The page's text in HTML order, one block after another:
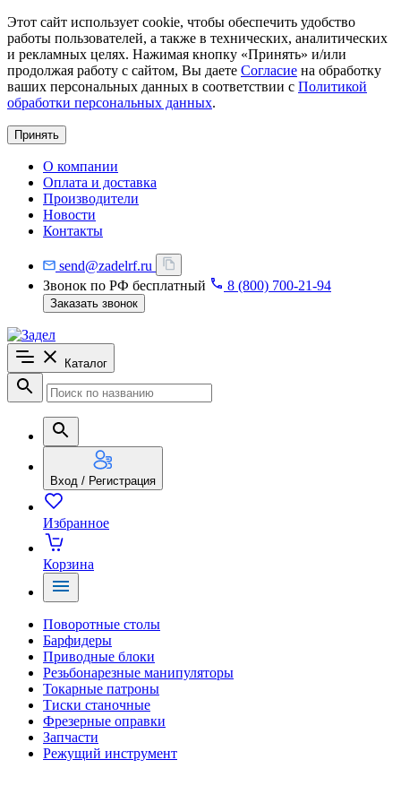
Этот сайт использует cookie, чтобы обеспечить удобство
работы пользователей, а также в технических, аналитических
и рекламных целях. Нажимая кнопку «Принять» и/или
продолжая работу с сайтом, Вы даете Согласие на обработку
ваших персональных данных в соответствии с Политикой
обработки персональных данных.
Принять
О компании
Оплата и доставка
Производители
Новости
Контакты
send@zadelrf.ru
Звонок по РФ бесплатный
8 (800) 700-21-94
Заказать звонок
Каталог
Вход / Регистрация
Избранное
Корзина
Поворотные столы
Барфидеры
Приводные блоки
Резьбонарезные манипуляторы
Токарные патроны
Тиски станочные
Фрезерные оправки
Запчасти
Режущий инструмент